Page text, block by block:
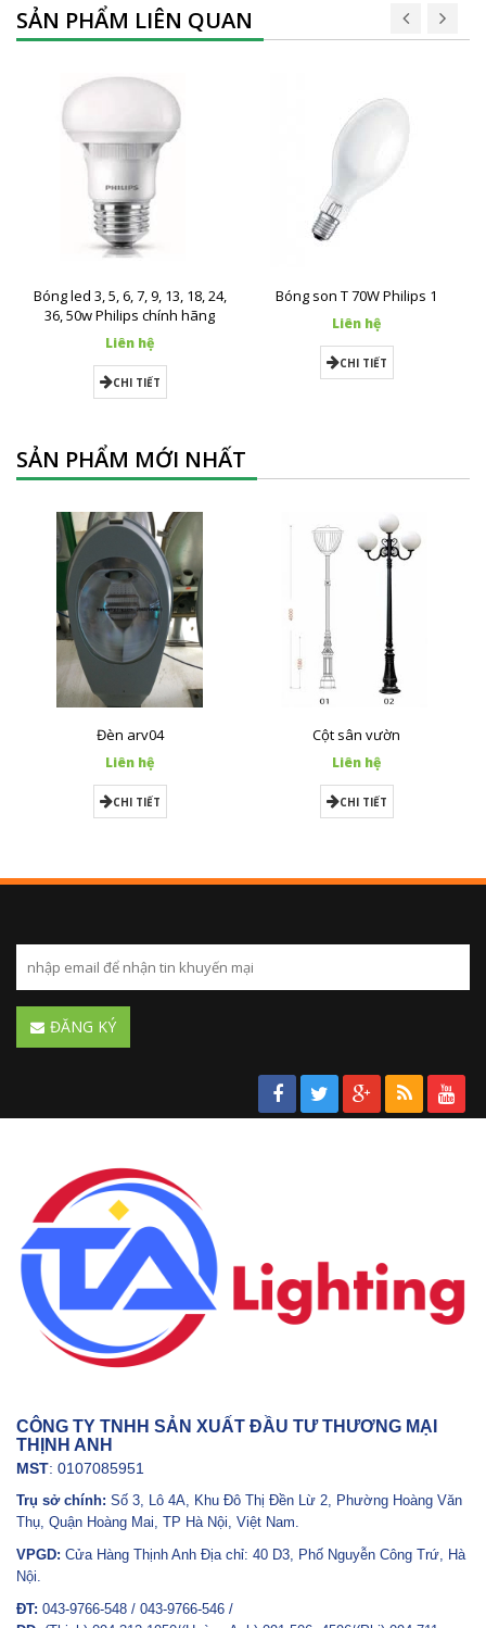
SẢN PHẨM LIÊN QUAN
Bóng led 3, 5, 6, 7, 9, 13, 18, 24,
36, 50w Philips chính hãng
Liên hệ
CHI TIẾT
Bóng son T 70W Philips 1
Liên hệ
CHI TIẾT
SẢN PHẨM MỚI NHẤT
Đèn arv04
Liên hệ
CHI TIẾT
Cột sân vườn
Liên hệ
CHI TIẾT
ĐĂNG KÝ
CÔNG TY TNHH SẢN XUẤT ĐẦU TƯ THƯƠNG MẠI
THỊNH ANH
MST: 0107085951
Trụ sở chính: Số 3, Lô 4A, Khu Đô Thị Đền Lừ 2, Phường Hoàng Văn
Thụ, Quận Hoàng Mai, TP Hà Nội, Việt Nam.
VPGD: Cửa Hàng Thịnh Anh Địa chỉ: 40 D3, Phố Nguyễn Công Trứ, Hà
Nội.
ĐT: 043-9766-548 / 043-9766-546 /